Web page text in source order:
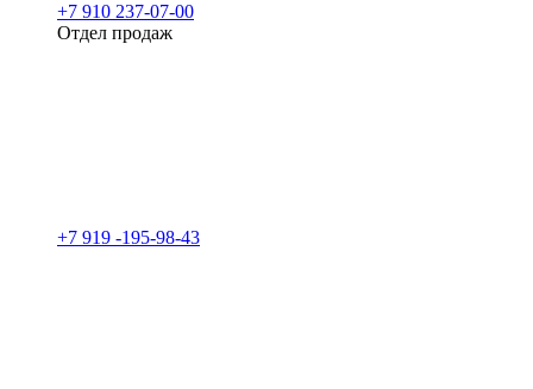
+7 910 237-07-00
Отдел продаж
+7 919 -195-98-43